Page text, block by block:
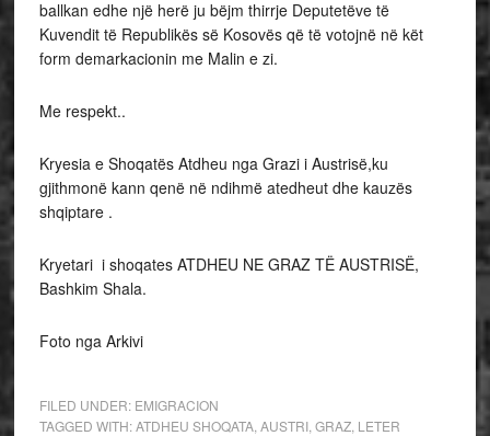
ballkan edhe një herë ju bëjm thirrje Deputetëve të
Kuvendit të Republikës së Kosovës që të votojnë në kët
form demarkacionin me Malin e zi.
Me respekt..
Kryesia e Shoqatës Atdheu nga Grazi i Austrisë,ku
gjithmonë kann qenë në ndihmë atedheut dhe kauzës
shqiptare .
Kryetari i shoqates ATDHEU NE GRAZ TË AUSTRISË,
Bashkim Shala.
Foto nga Arkivi
FILED UNDER: EMIGRACION
TAGGED WITH:ATDHEU SHOQATA, AUSTRI, GRAZ, LETER